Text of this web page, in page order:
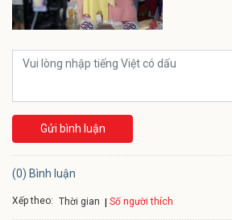
Gửi bình luận
(0) Bình luận
Xếp theo: Thời gian Số người thích